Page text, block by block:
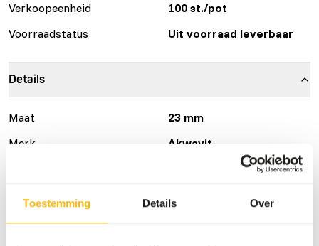
Toestemming Details Over
Verkoopeenheid
100 st./pot
Voorraadstatus
Uit voorraad leverbaar
Details
Maat
23 mm
Merk
Akwavit
• De tabletten hebben een deelstreep, waardoor u